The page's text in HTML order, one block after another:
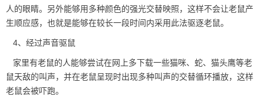
人的眼睛。另外能够用多种颜色的强光交替映照，这样不会让老鼠产
生顺应感，也就是能够在较长一段时间内采用此法驱逐老鼠。
4、经过声音驱鼠
家里有老鼠的人能够尝试在网上多下载一些猫咪、蛇、猫头鹰等老
鼠天敌的叫声，并在老鼠呈现时出现多种叫声的交替循环播放，这样
老鼠会被吓跑。